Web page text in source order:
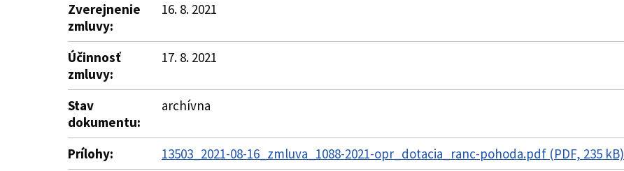
Zverejnenie
zmluvy:
16. 8. 2021
Účinnosť
zmluvy:
17. 8. 2021
Stav
dokumentu:
archívna
Prílohy:
13503_2021-08-16_zmluva_1088-2021-opr_dotacia_ranc-pohoda.pdf (PDF, 235 kB)